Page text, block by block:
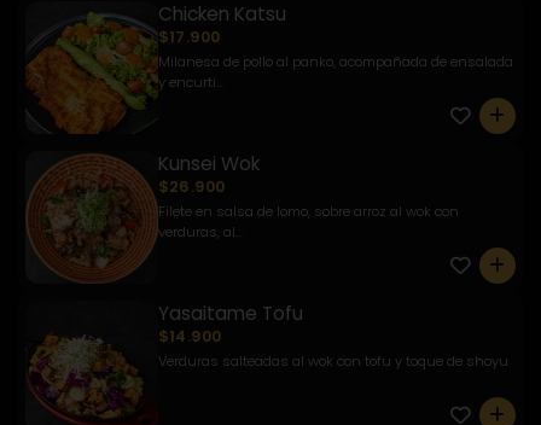
Chicken Katsu
$17.900
Milanesa de pollo al panko, acompañada de ensalada
y encurti...
0
Kunsei Wok
$26.900
Filete en salsa de lomo, sobre arroz al wok con
verduras, al...
0
Yasaitame Tofu
$14.900
Verduras salteadas al wok con tofu y toque de shoyu
0